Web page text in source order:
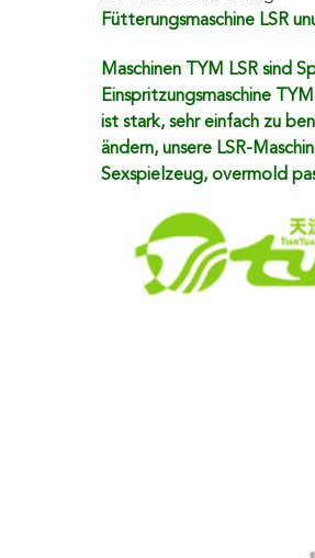
Fütterungsmaschine LSR
Maschinen TYM LSR sind
Einspritzungsmaschine
ist stark, sehr einfach zu
ändern, unsere LSR-
Sexspielzeug, overmold